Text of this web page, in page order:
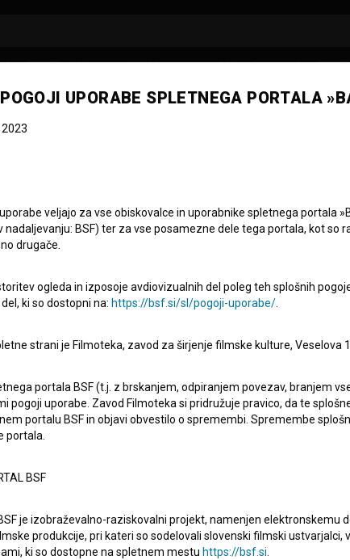
in direktorica filma. Najnovejši projekti, pri katerih je
Pot domov (2022)inGood Game: Valorant (2022).
Oglejte si
UPORABE SPLETNEGA PORTALA
2023
veljajo za vse obiskovalce in uporabnike spletnega portala
nadaljevanju: BSF) ter za vse posamezne dele tega portala, kot so
drugače.
ogleda in izposoje avdiovizualnih del poleg teh splošnih
ki so dostopni na: https://bsf.si/sl/pogoji-uporabe/
strani je Filmoteka, zavod za širjenje filmske kulture, Veselova
portala BSF (t.j. z brskanjem, odpiranjem povezav, branjem
pogoji uporabe. Zavod Filmoteka si pridružuje pravico, da te
portalu BSF in objavi obvestilo o spremembi. Spremembe
portala.
BSF
je izobraževalno-raziskovalni projekt, namenjen elektronskemu
produkcije, pri kateri so sodelovali slovenski filmski
ki so dostopne na spletnem mestu https://bsf.si